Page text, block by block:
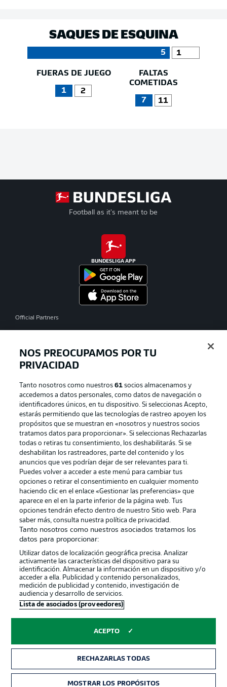
SAQUES DE ESQUINA
5 1
FUERAS DE JUEGO
1 2
FALTAS
COMETIDAS
7 11
Football as it's meant to be
BUNDESLIGA APP
Official Partners
Publicidad Aviso legal
Gestionar las preferencias Declaracion de privacidad
Canales Trabajos
Jugadores Condiciones de uso
Sello Editorial Contacto
© 2026 Bundesliga-Gruppe GmbH
Elegir idioma
Modo
NOS PREOCUPAMOS POR TU
PRIVACIDAD
Tanto nosotros como nuestros61 socios almacenamos y
accedemos a datos personales, como datos de navegación o
identificadores únicos, en tu dispositivo. Si seleccionas Acepto,
estarás permitiendo que las tecnologías de rastreo apoyen los
propósitos que se muestran en «nosotros y nuestros socios
tratamos datos para proporcionar». Si seleccionas Rechazarlas
todas o retiras tu consentimiento, los deshabilitarás. Si se
deshabilitan los rastreadores, parte del contenido y los
anuncios que ves podrían dejar de ser relevantes para ti.
Puedes volver a acceder a este menú para cambiar tus
opciones o retirar el consentimiento en cualquier momento
haciendo clic en el enlace «Gestionar las preferencias» que
aparece en el en la parte inferior de la página web. Tus
opciones tendrán efecto dentro de nuestro Sitio web. Para
saber más, consulta nuestra política de privacidad.
Tanto nosotros como nuestros asociados tratamos los
datos para proporcionar:
Utilizar datos de localización geográfica precisa. Analizar
activamente las características del dispositivo para su
identificación. Almacenar la información en un dispositivo y/o
acceder a ella. Publicidad y contenido personalizados,
medición de publicidad y contenido, investigación de
audiencia y desarrollo de servicios.
Lista de asociados (proveedores)
ACEPTO
RECHAZARLAS TODAS
MOSTRAR LOS PROPÓSITOS